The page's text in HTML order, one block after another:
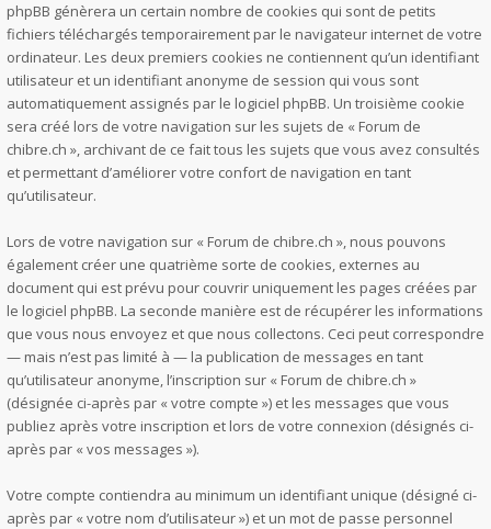
phpBB génèrera un certain nombre de cookies qui sont de petits
fichiers téléchargés temporairement par le navigateur internet de votre
ordinateur. Les deux premiers cookies ne contiennent qu’un identifiant
utilisateur et un identifiant anonyme de session qui vous sont
automatiquement assignés par le logiciel phpBB. Un troisième cookie
sera créé lors de votre navigation sur les sujets de « Forum de
chibre.ch », archivant de ce fait tous les sujets que vous avez consultés
et permettant d’améliorer votre confort de navigation en tant
qu’utilisateur.
Lors de votre navigation sur « Forum de chibre.ch », nous pouvons
également créer une quatrième sorte de cookies, externes au
document qui est prévu pour couvrir uniquement les pages créées par
le logiciel phpBB. La seconde manière est de récupérer les informations
que vous nous envoyez et que nous collectons. Ceci peut correspondre
— mais n’est pas limité à — la publication de messages en tant
qu’utilisateur anonyme, l’inscription sur « Forum de chibre.ch »
(désignée ci-après par « votre compte ») et les messages que vous
publiez après votre inscription et lors de votre connexion (désignés ci-
après par « vos messages »).
Votre compte contiendra au minimum un identifiant unique (désigné ci-
après par « votre nom d’utilisateur ») et un mot de passe personnel